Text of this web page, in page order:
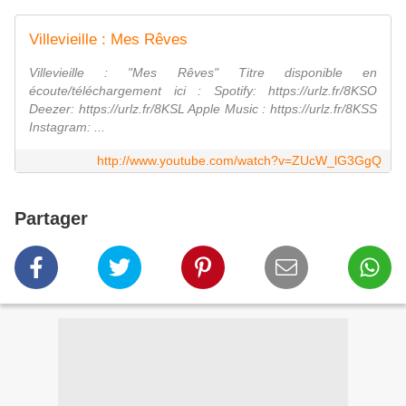
Villevieille : Mes Rêves
Villevieille : "Mes Rêves" Titre disponible en
écoute/téléchargement ici : Spotify: https://urlz.fr/8KSO
Deezer: https://urlz.fr/8KSL Apple Music : https://urlz.fr/8KSS
Instagram: ...
http://www.youtube.com/watch?v=ZUcW_lG3GgQ
Partager